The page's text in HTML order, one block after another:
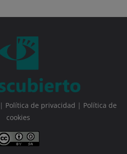
| Política de privacidad | Política de
cookies